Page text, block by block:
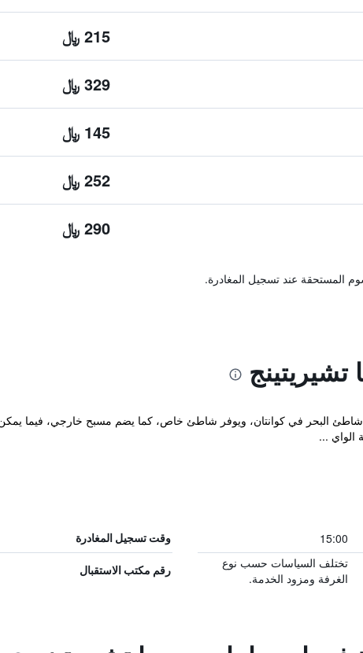
215 ﷼
329 ﷼
145 ﷼
252 ﷼
290 ﷼
المستحقة عند تسجيل المغادرة.
شاطئ البحر في كوانتان، ويوفر شاطئ خاص، كما يضم مسبح خارجي، فيما
الواي ...
15:00 وقت تسجيل المغادرة
تختلف السياسات حسب نوع
الغرفة ومزود الخدمة.
رقم مكتب الاستقبال